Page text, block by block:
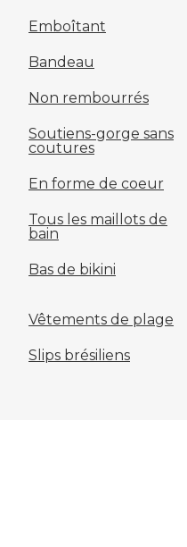
Emboîtant
Bandeau
Non rembourrés
Soutiens-gorge sans
coutures
En forme de coeur
Tous les maillots de
bain
Bas de bikini
Vêtements de plage
Slips brésiliens